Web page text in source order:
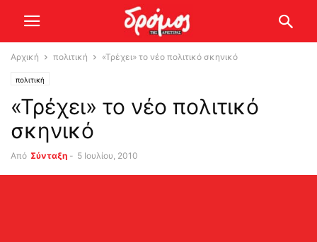
Αρχική πολιτική «Τρέχει» το νέο πολιτικό σκηνικό
πολιτική
«Τρέχει» το νέο πολιτικό
σκηνικό
Από Σύνταξη - 5 Ιουλίου, 2010